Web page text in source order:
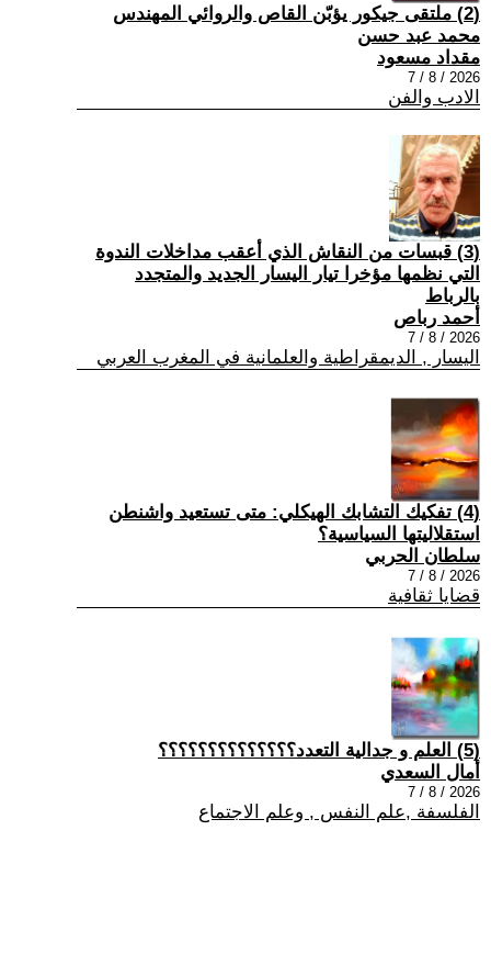
(2) ملتقى جيكور يؤبّن القاص والروائي المهندس
محمد عبد حسن
مقداد مسعود
2026 / 8 / 7
الادب والفن
(3) قبسات من النقاش الذي أعقب مداخلات الندوة
التي نظمها مؤخرا تيار اليسار الجديد والمتجدد
بالرباط
أحمد رباص
2026 / 8 / 7
اليسار , الديمقراطية والعلمانية في المغرب العربي
(4) تفكيك التشابك الهيكلي: متى تستعيد واشنطن
استقلاليتها السياسية؟
سلطان الحربي
2026 / 8 / 7
قضايا ثقافية
(5) العلم و جدالية التعدد؟؟؟؟؟؟؟؟؟؟؟؟؟؟
أمال السعدي
2026 / 8 / 7
الفلسفة ,علم النفس , وعلم الاجتماع